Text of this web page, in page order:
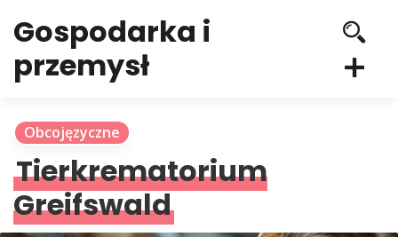
Gospodarka i
przemysł
Obcojęzyczne
Tierkrematorium
Greifswald